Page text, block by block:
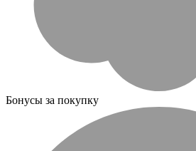
Бонусы за покупку